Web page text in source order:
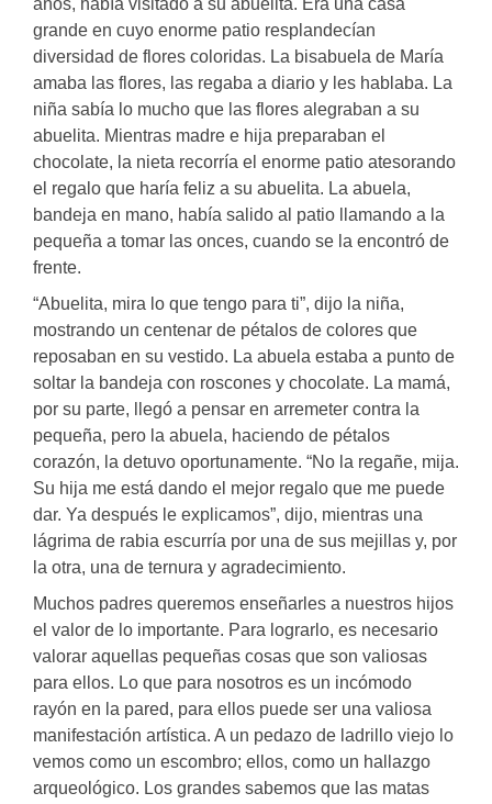
años, había visitado a su abuelita. Era una casa
grande en cuyo enorme patio resplandecían
diversidad de flores coloridas. La bisabuela de María
amaba las flores, las regaba a diario y les hablaba. La
niña sabía lo mucho que las flores alegraban a su
abuelita. Mientras madre e hija preparaban el
chocolate, la nieta recorría el enorme patio atesorando
el regalo que haría feliz a su abuelita. La abuela,
bandeja en mano, había salido al patio llamando a la
pequeña a tomar las onces, cuando se la encontró de
frente.
“Abuelita, mira lo que tengo para ti”, dijo la niña,
mostrando un centenar de pétalos de colores que
reposaban en su vestido. La abuela estaba a punto de
soltar la bandeja con roscones y chocolate. La mamá,
por su parte, llegó a pensar en arremeter contra la
pequeña, pero la abuela, haciendo de pétalos
corazón, la detuvo oportunamente. “No la regañe, mija.
Su hija me está dando el mejor regalo que me puede
dar. Ya después le explicamos”, dijo, mientras una
lágrima de rabia escurría por una de sus mejillas y, por
la otra, una de ternura y agradecimiento.
Muchos padres queremos enseñarles a nuestros hijos
el valor de lo importante. Para lograrlo, es necesario
valorar aquellas pequeñas cosas que son valiosas
para ellos. Lo que para nosotros es un incómodo
rayón en la pared, para ellos puede ser una valiosa
manifestación artística. A un pedazo de ladrillo viejo lo
vemos como un escombro; ellos, como un hallazgo
arqueológico. Los grandes sabemos que las matas